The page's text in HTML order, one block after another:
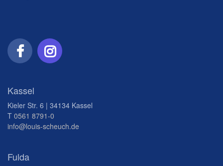
Kassel
Kieler Str. 6 | 34134 Kassel
T 0561 8791-0
info@louis-scheuch.de
Fulda